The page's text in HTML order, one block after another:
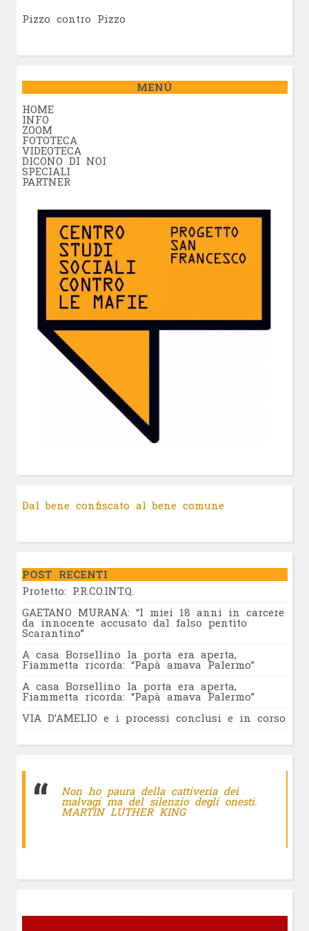
Pizzo contro Pizzo
MENÚ
HOME
INFO
ZOOM
FOTOTECA
VIDEOTECA
DICONO DI NOI
SPECIALI
PARTNER
Dal bene confiscato al bene comune
POST RECENTI
Protetto: P.R.CO.INT.Q.
GAETANO MURANA: “I miei 18 anni in carcere
da innocente accusato dal falso pentito
Scarantino”
A casa Borsellino la porta era aperta,
Fiammetta ricorda: “Papà amava Palermo”
A casa Borsellino la porta era aperta,
Fiammetta ricorda: “Papà amava Palermo”
VIA D’AMELIO e i processi conclusi e in corso
Non ho paura della cattiveria dei
malvagi ma del silenzio degli onesti.
MARTIN LUTHER KING